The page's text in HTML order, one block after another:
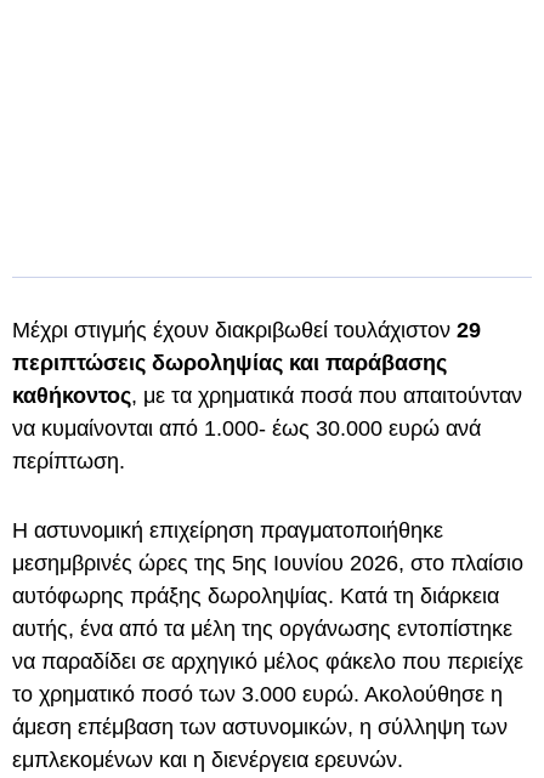
Μέχρι στιγμής έχουν διακριβωθεί τουλάχιστον 29
περιπτώσεις δωροληψίας και παράβασης
καθήκοντος, με τα χρηματικά ποσά που απαιτούνταν
να κυμαίνονται από 1.000- έως 30.000 ευρώ ανά
περίπτωση.
Η αστυνομική επιχείρηση πραγματοποιήθηκε
μεσημβρινές ώρες της 5ης Ιουνίου 2026, στο πλαίσιο
αυτόφωρης πράξης δωροληψίας. Κατά τη διάρκεια
αυτής, ένα από τα μέλη της οργάνωσης εντοπίστηκε
να παραδίδει σε αρχηγικό μέλος φάκελο που περιείχε
το χρηματικό ποσό των 3.000 ευρώ. Ακολούθησε η
άμεση επέμβαση των αστυνομικών, η σύλληψη των
εμπλεκομένων και η διενέργεια ερευνών.